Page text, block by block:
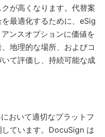
が高くなります。代替案
最適化するために、eSig
ンスオプションに価値を
地理的な場所、およびコ
て評価し、持続可能な成
おいて適切なプラットフ
ています。DocuSign は